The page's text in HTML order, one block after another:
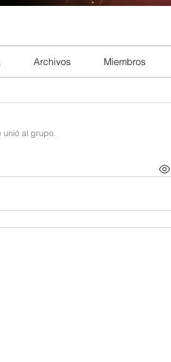
Archivos Miembros
unió al grupo.